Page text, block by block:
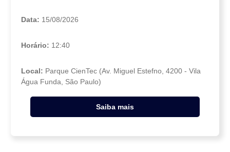
Data: 15/08/2026
Horário: 12:40
Local: Parque CienTec (Av. Miguel Estefno, 4200 - Vila
Água Funda, São Paulo)
Saiba mais